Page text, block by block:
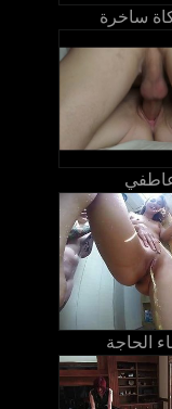
ساخرة
الحاجة